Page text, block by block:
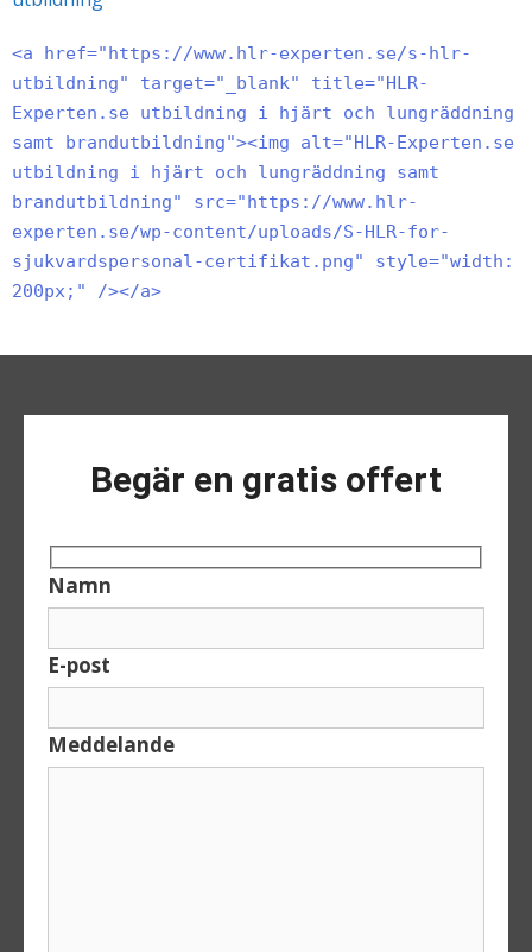
<a href="https://www.hlr-experten.se/s-hlr-
utbildning" target="_blank" title="HLR-
Experten.se utbildning i hjärt och lungräddning
samt brandutbildning"><img alt="HLR-Experten.se
utbildning i hjärt och lungräddning samt
brandutbildning" src="https://www.hlr-
experten.se/wp-content/uploads/S-HLR-for-
sjukvardspersonal-certifikat.png" style="width:
200px;" /></a>
Begär en gratis offert
Namn
E-post
Meddelande